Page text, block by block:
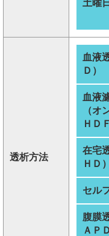
土曜
透析方法
血液
Ｄ）
血液
（オ
ＨＤ
在宅
ＨＤ）
セル
腹膜
ＡＰ